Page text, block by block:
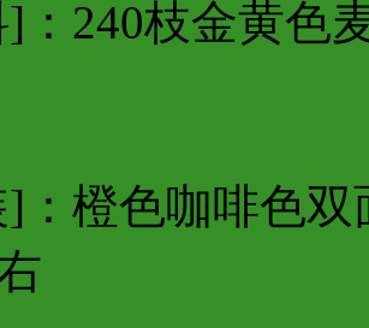
：240枝金黄色
：橙色咖啡色